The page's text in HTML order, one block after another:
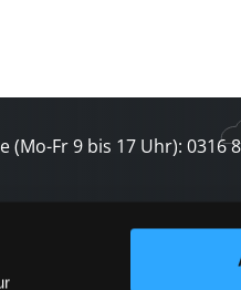
(Mo-Fr 9 bis 17 Uhr): 0316